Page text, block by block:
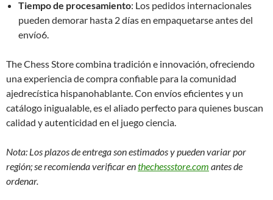
Tiempo de procesamiento: Los pedidos internacionales
pueden demorar hasta 2 días en empaquetarse antes del
envío6.
The Chess Store combina tradición e innovación, ofreciendo
una experiencia de compra confiable para la comunidad
ajedrecística hispanohablante. Con envíos eficientes y un
catálogo inigualable, es el aliado perfecto para quienes buscan
calidad y autenticidad en el juego ciencia.
Nota: Los plazos de entrega son estimados y pueden variar por
región; se recomienda verificar enthechessstore.com antes de
ordenar.